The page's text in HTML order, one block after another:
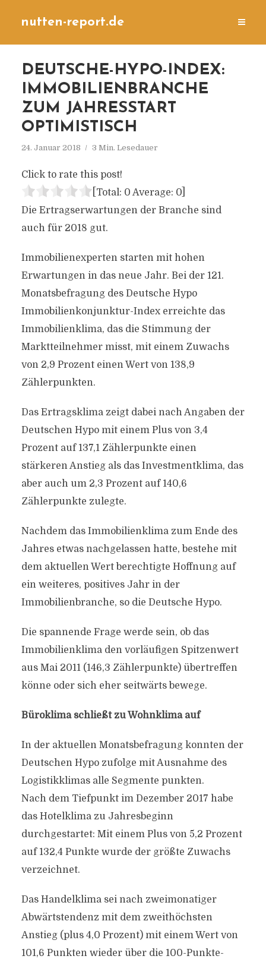
nutten-report.de
DEUTSCHE-HYPO-INDEX:
IMMOBILIENBRANCHE
ZUM JAHRESSTART
OPTIMISTISCH
24. Januar 2018 3 Min. Lesedauer
Click to rate this post!
[Total: 0 Average: 0]
Die Ertragserwartungen der Branche sind
auch für 2018 gut.
Immobilienexperten starten mit hohen
Erwartungen in das neue Jahr. Bei der 121.
Monatsbefragung des Deutsche Hypo
Immobilienkonjunktur-Index erreichte das
Immobilienklima, das die Stimmung der
Marktteilnehmer misst, mit einem Zuwachs
von 2,9 Prozent einen Wert von 138,9
Zählerpunkten.
Das Ertragsklima zeigt dabei nach Angaben der
Deutschen Hypo mit einem Plus von 3,4
Prozent auf 137,1 Zählerpunkte einen
stärkeren Anstieg als das Investmentklima, das
aber auch um 2,3 Prozent auf 140,6
Zählerpunkte zulegte.
Nachdem das Immobilienklima zum Ende des
Jahres etwas nachgelassen hatte, bestehe mit
dem aktuellen Wert berechtigte Hoffnung auf
ein weiteres, positives Jahr in der
Immobilienbranche, so die Deutsche Hypo.
Die spannende Frage werde sein, ob das
Immobilienklima den vorläufigen Spitzenwert
aus Mai 2011 (146,3 Zählerpunkte) übertreffen
könne oder sich eher seitwärts bewege.
Büroklima schließt zu Wohnklima auf
In der aktuellen Monatsbefragung konnten der
Deutschen Hypo zufolge mit Ausnahme des
Logistikklimas alle Segmente punkten.
Nach dem Tiefpunkt im Dezember 2017 habe
das Hotelklima zu Jahresbeginn
durchgestartet: Mit einem Plus von 5,2 Prozent
auf 132,4 Punkte wurde der größte Zuwachs
verzeichnet.
Das Handelklima sei nach zweimonatiger
Abwärtstendenz mit dem zweithöchsten
Anstieg (plus 4,0 Prozent) mit einem Wert von
101,6 Punkten wieder über die 100-Punkte-